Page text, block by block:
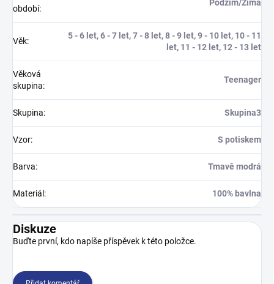
období:
Podzim/Zima
Věk:
5 - 6 let, 6 - 7 let, 7 - 8 let, 8 - 9 let, 9 - 10 let, 10 - 11
let, 11 - 12 let, 12 - 13 let
Věková
skupina:
Teenager
Skupina: Skupina3
Vzor: S potiskem
Barva: Tmavě modrá
Materiál : 100% bavlna
Diskuze
Buďte první, kdo napíše příspěvek k této položce.